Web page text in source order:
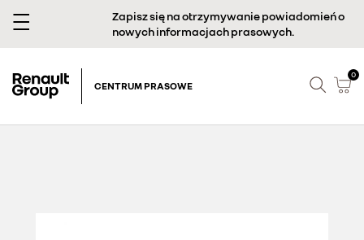
Zapisz się na otrzymywanie powiadomień o
nowych informacjach prasowych.
CENTRUM PRASOWE
0